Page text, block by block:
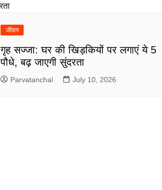
जीवन
गृह सज्जा: घर की खिड़कियों पर लगाएं ये 5
पौधे, बढ़ जाएगी सुंदरता
Parvatanchal July 10, 2026